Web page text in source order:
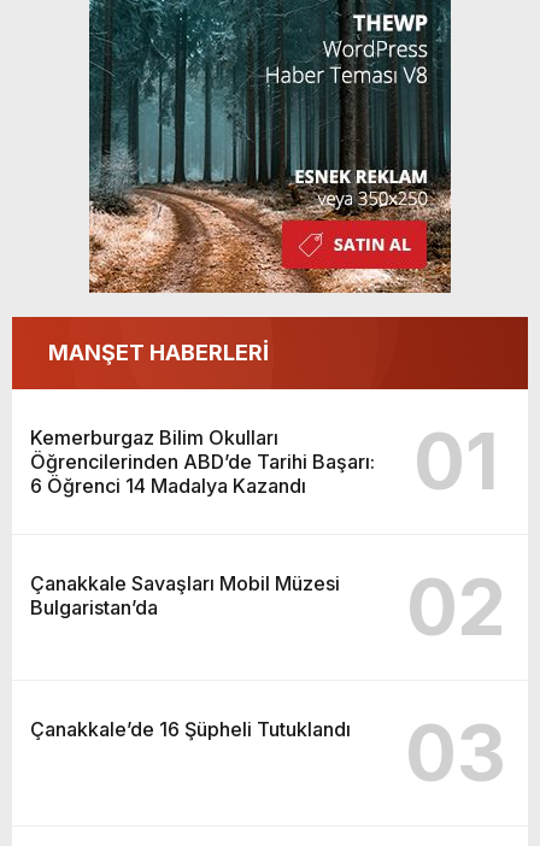
Kazandı
MANŞET HABERLERİ
Kemerburgaz Bilim Okulları
Öğrencilerinden ABD’de Tarihi Başarı:
6 Öğrenci 14 Madalya Kazandı
01
Çanakkale Savaşları Mobil Müzesi
Bulgaristan’da
02
Çanakkale’de 16 Şüpheli Tutuklandı 03